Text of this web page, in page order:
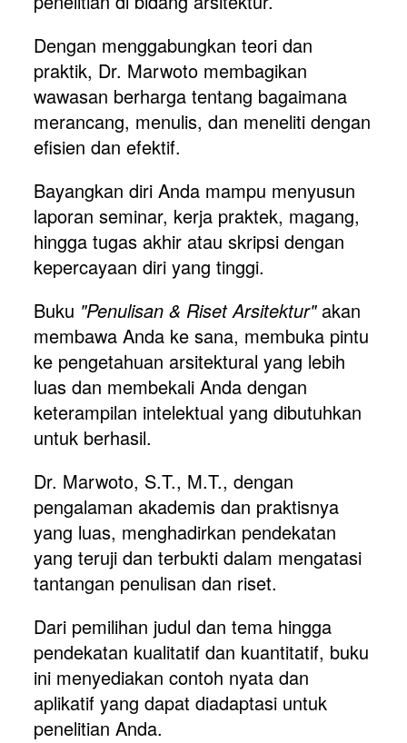
Dengan menggabungkan teori dan
praktik, Dr. Marwoto membagikan
wawasan berharga tentang bagaimana
merancang, menulis, dan meneliti dengan
efisien dan efektif.
Bayangkan diri Anda mampu menyusun
laporan seminar, kerja praktek, magang,
hingga tugas akhir atau skripsi dengan
kepercayaan diri yang tinggi.
Buku "Penulisan & Riset Arsitektur" akan
membawa Anda ke sana, membuka pintu
ke pengetahuan arsitektural yang lebih
luas dan membekali Anda dengan
keterampilan intelektual yang dibutuhkan
untuk berhasil.
Dr. Marwoto, S.T., M.T., dengan
pengalaman akademis dan praktisnya
yang luas, menghadirkan pendekatan
yang teruji dan terbukti dalam mengatasi
tantangan penulisan dan riset.
Dari pemilihan judul dan tema hingga
pendekatan kualitatif dan kuantitatif, buku
ini menyediakan contoh nyata dan
aplikatif yang dapat diadaptasi untuk
penelitian Anda.